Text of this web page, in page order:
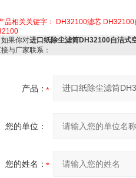
品相关关键字： DH32100滤芯 DH32100
果你对进口纸除尘滤筒DH32100自洁式
与厂家联系：
产品：
您的单位：
您的姓名：